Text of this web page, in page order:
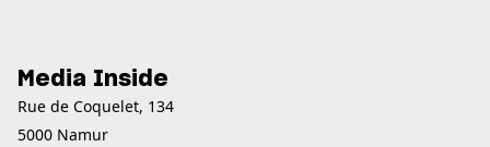
Media Inside
Rue de Coquelet, 134
5000 Namur